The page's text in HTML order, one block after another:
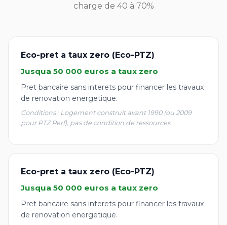
charge de 40 à 70%
Eco-pret a taux zero (Eco-PTZ)
Jusqua 50 000 euros a taux zero
Pret bancaire sans interets pour financer les travaux
de renovation energetique.
Conditions : Logement construit avant 1990 (ou 2009
pour PTZ Perf), pas de condition de ressources
Eco-pret a taux zero (Eco-PTZ)
Jusqua 50 000 euros a taux zero
Pret bancaire sans interets pour financer les travaux
de renovation energetique.